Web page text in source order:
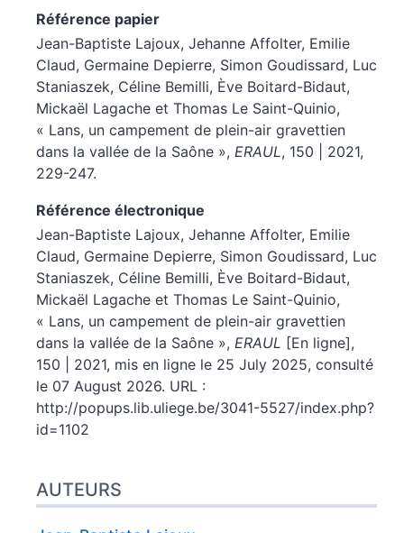
Référence papier
Jean-Baptiste Lajoux, Jehanne Affolter, Emilie
Claud, Germaine Depierre, Simon Goudissard, Luc
Staniaszek, Céline Bemilli, Ève Boitard-Bidaut,
Mickaël Lagache et Thomas Le Saint-Quinio,
« Lans, un campement de plein-air gravettien
dans la vallée de la Saône », ERAUL, 150 | 2021,
229-247.
Référence électronique
Jean-Baptiste Lajoux, Jehanne Affolter, Emilie
Claud, Germaine Depierre, Simon Goudissard, Luc
Staniaszek, Céline Bemilli, Ève Boitard-Bidaut,
Mickaël Lagache et Thomas Le Saint-Quinio,
« Lans, un campement de plein-air gravettien
dans la vallée de la Saône », ERAUL [En ligne],
150 | 2021, mis en ligne le 25 July 2025, consulté
le 07 August 2026. URL :
http://popups.lib.uliege.be/3041-5527/index.php?
id=1102
AUTEURS